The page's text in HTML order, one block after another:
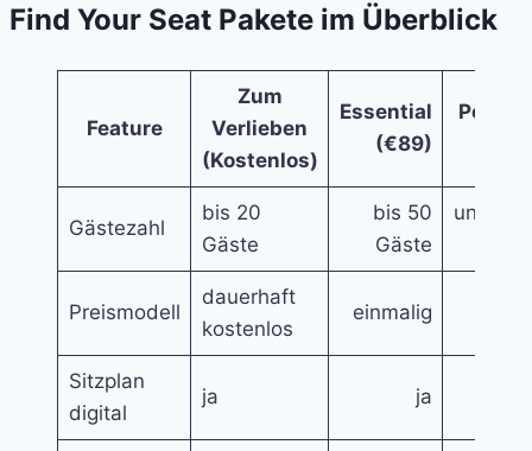
Find Your Seat Pakete im Überblick
Feature
Zum
Verlieben
(Kostenlos)
Essential
(€89)
Gästezahl
bis 20
Gäste
bis 50
Gäste
Preismodell
dauerhaft
kostenlos
einmalig
Sitzplan
digital
ja ja